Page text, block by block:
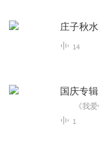
庄子秋水
14
国庆专辑
1